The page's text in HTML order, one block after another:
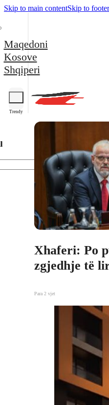
Skip to main contentSkip to footer
Maqedoni
Kosove
Shqiperi
Trendy
Xhaferi: Po
zgjedhje të
Para 2 vjet